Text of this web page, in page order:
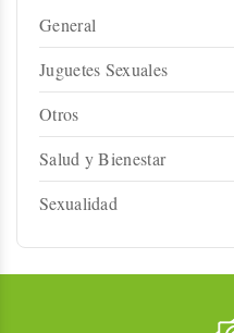
General
Juguetes Sexuales
Otros
Salud y Bienestar
Sexualidad